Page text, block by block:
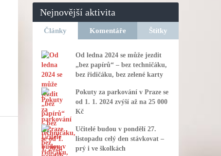
Nejnovější aktivita
Články Komentáře Štítky
Od ledna 2024 se může jezdit
„bez papírů“ – bez techničáku,
bez řidičáku, bez zelené karty
Pokuty za parkování v Praze se
od 1. 1. 2024 zvýší až na 25 000
Kč
Učitelé budou v pondělí 27.
listopadu celý den stávkovat –
prý i ve školkách